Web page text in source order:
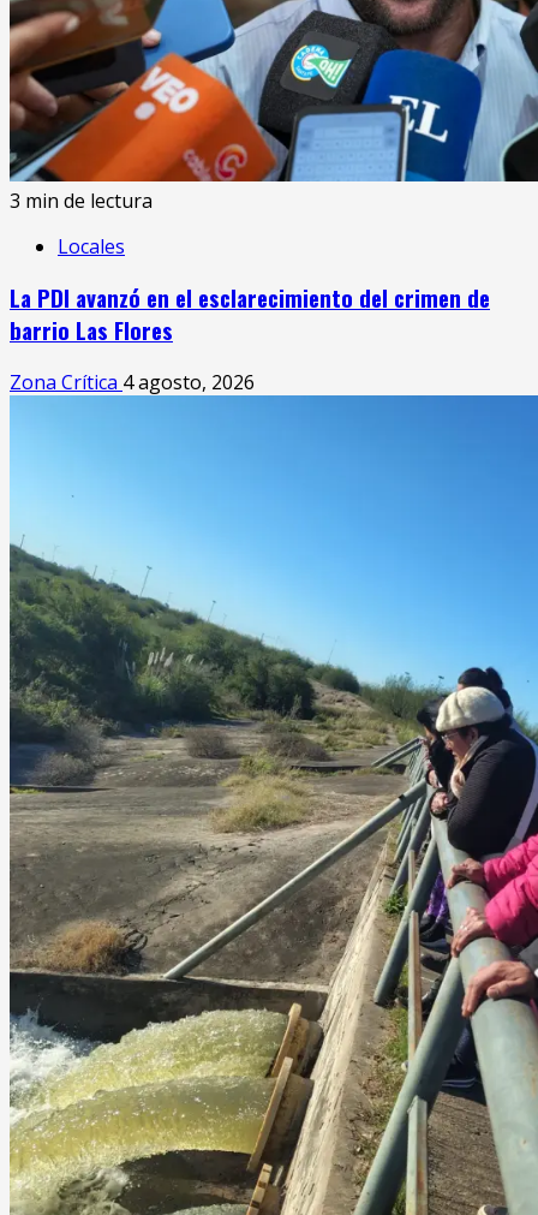
3 min de lectura
Locales
La PDI avanzó en el esclarecimiento del crimen de
barrio Las Flores
Zona Crítica 4 agosto, 2026